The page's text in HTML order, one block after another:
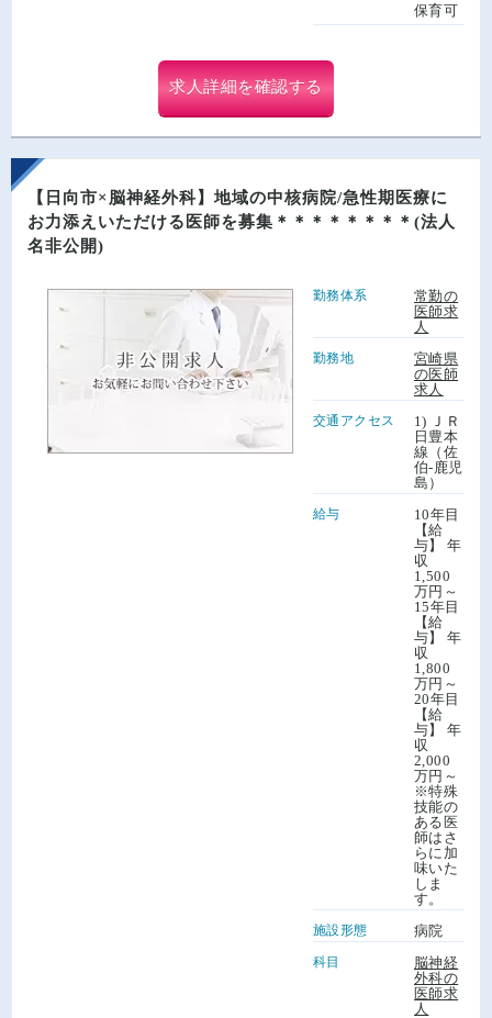
保育可
求人詳細を確認する
【日向市×脳神経外科】地域の中核病院/急性期医療に
お力添えいただける医師を募集＊＊＊＊＊＊＊＊(法人
名非公開)
勤務体系
常勤の
医師求
人
勤務地
宮崎県
の医師
求人
交通アクセス
1) ＪＲ
日豊本
線（佐
伯-鹿児
島）
給与
10年目
【給
与】 年
収
1,500
万円～
15年目
【給
与】 年
収
1,800
万円～
20年目
【給
与】 年
収
2,000
万円～
※特殊
技能の
ある医
師はさ
らに加
味いた
しま
す。
施設形態 病院
科目
脳神経
外科の
医師求
人